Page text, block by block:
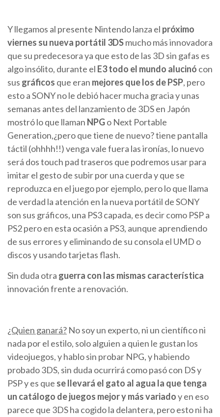
Y llegamos al presente Nintendo lanza el próximo
viernes su nueva portátil 3DSmucho más innovadora
que su predecesora ya que esto de las 3D sin gafas es
algo insólito, durante el E3 todo el mundo alucinó con
sus gráficos que eran mejores que los de PSP, pero
esto a SONY no le debió hacer mucha gracia y unas
semanas antes del lanzamiento de 3DS en Japón
mostró lo que llaman NPGo Next Portable
Generation,¿pero que tiene de nuevo? tiene pantalla
táctil (ohhhh!!) venga vale fuera las ironías, lo nuevo
será dos touch pad traseros que podremos usar para
imitar el gesto de subir por una cuerda y que se
reproduzca en el juego por ejemplo, pero lo que llama
de verdad la atención en la nueva portátil de SONY
son sus gráficos, una PS3 capada, es decir como PSP a
PS2 pero en esta ocasión a PS3, aunque aprendiendo
de sus errores y eliminando de su consola el UMD o
discos y usando tarjetas flash.
Sin duda otra guerra con las mismas característica
innovación frente a renovación.
¿Quien ganará? No soy un experto, ni un científico ni
nada por el estilo, solo alguien a quien le gustan los
videojuegos, y hablo sin probar NPG, y habiendo
probado 3DS, sin duda ocurrirá como pasó con DS y
PSP y es que se llevará el gato al agua la que tenga
un catálogo de juegos mejor y másvariadoy en eso
parece que 3DS ha cogido la delantera, pero esto ni ha